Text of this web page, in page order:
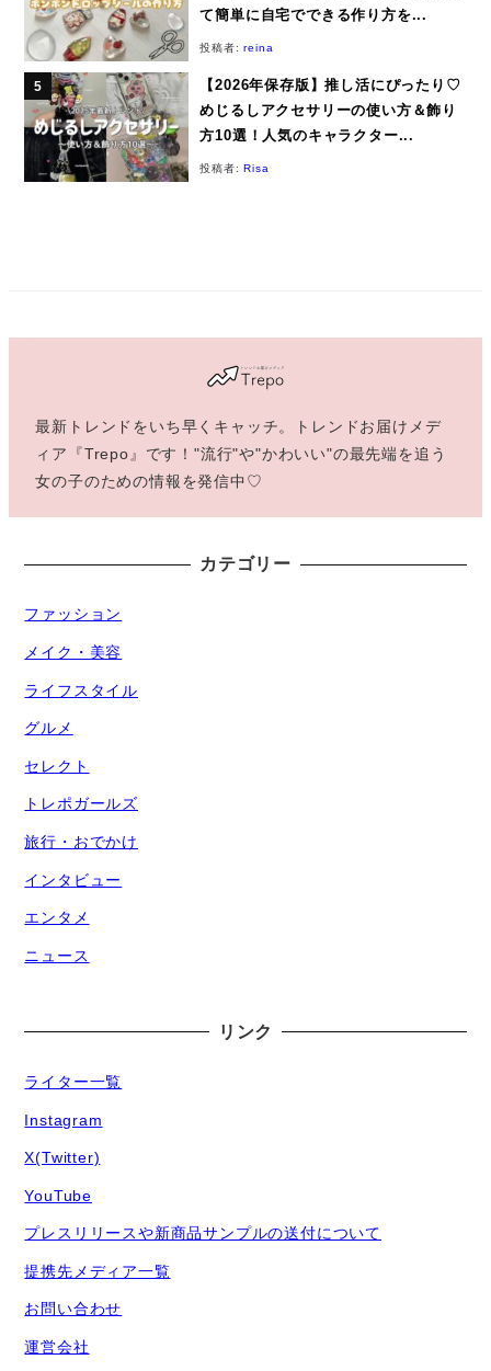
て簡単に自宅でできる作り方を...
投稿者:reina
【2026年保存版】推し活にぴったり♡
めじるしアクセサリーの使い方＆飾り
方10選！人気のキャラクター...
投稿者:Risa
最新トレンドをいち早くキャッチ。トレンドお届けメデ
ィア『Trepo』です！"流行"や"かわいい"の最先端を追う
女の子のための情報を発信中♡
カテゴリー
ファッション
メイク・美容
ライフスタイル
グルメ
セレクト
トレポガールズ
旅行・おでかけ
インタビュー
エンタメ
ニュース
リンク
ライター一覧
Instagram
X(Twitter)
YouTube
プレスリリースや新商品サンプルの送付について
提携先メディア一覧
お問い合わせ
運営会社